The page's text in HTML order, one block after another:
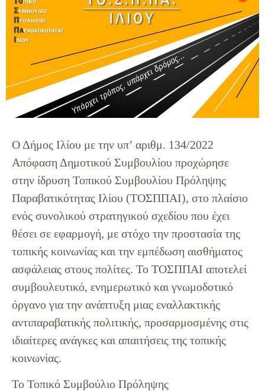
Ο Δήμος Ιλίου με την υπ’ αριθμ. 134/2022
Απόφαση Δημοτικού Συμβουλίου προχώρησε
στην ίδρυση Τοπικού Συμβουλίου Πρόληψης
Παραβατικότητας Ιλίου (ΤΟΣΠΠΑΙ), στο πλαίσιο
ενός συνολικού στρατηγικού σχεδίου που έχει
θέσει σε εφαρμογή, με στόχο την προστασία της
τοπικής κοινωνίας και την εμπέδωση αισθήματος
ασφάλειας στους πολίτες. Το ΤΟΣΠΠΑΙ αποτελεί
συμβουλευτικό, ενημερωτικό και γνωμοδοτικό
όργανο για την ανάπτυξη μιας εναλλακτικής
αντιπαραβατικής πολιτικής, προσαρμοσμένης στις
ιδιαίτερες ανάγκες και απαιτήσεις της τοπικής
κοινωνίας.
Το Τοπικό Συμβούλιο Πρόληψης